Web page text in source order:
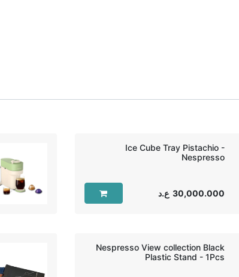
Ice Cube Tray Pistachio -
Nespresso
30,000.000 ع.د
Nespresso View collection Black
Plastic Stand - 1Pcs